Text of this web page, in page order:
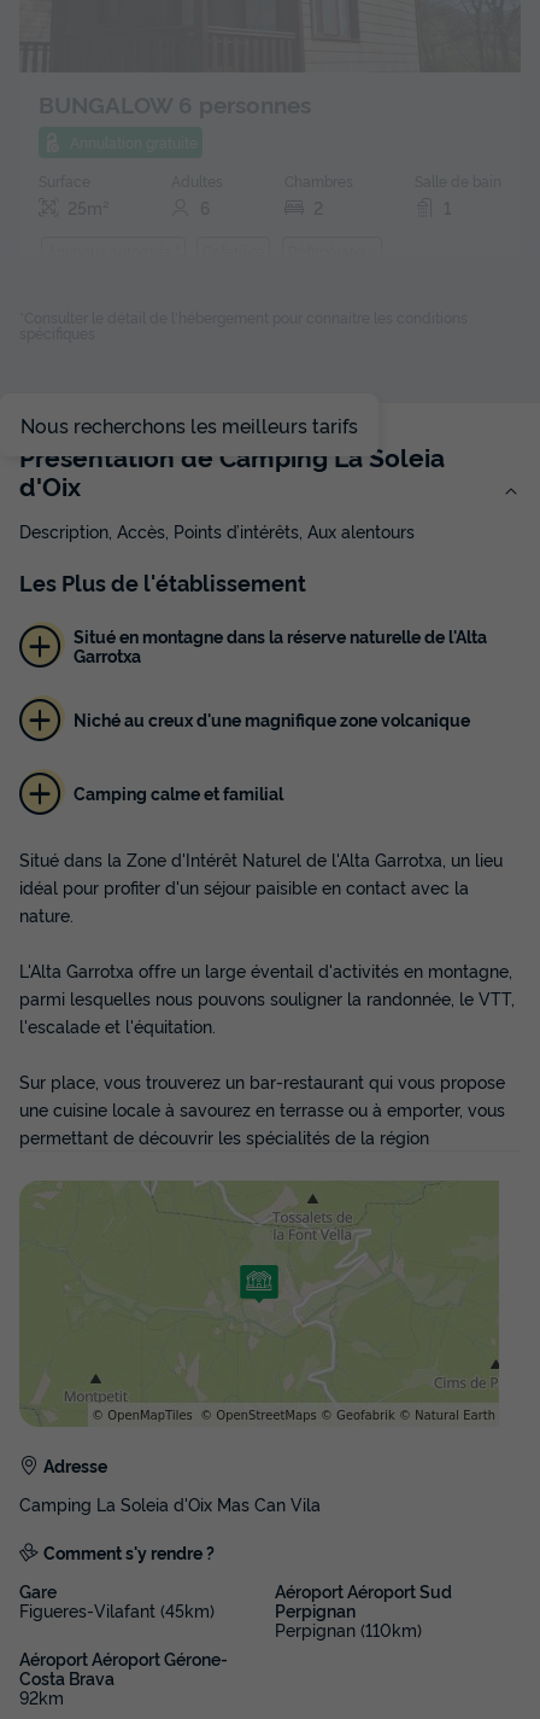
Meilleur prix pour 7 nuits
Modifier les dates
Voir les disponibilités
Nous recherchons les meilleurs tarifs
Présentation de Camping La Soleia
d'Oix
Description, Accès, Points d’intérêts, Aux alentours
Les Plusde l'établissement
Situé en montagne dans la réserve naturelle de l'Alta
Garrotxa
Niché au creux d'une magnifique zone volcanique
Camping calme et familial
Situé dans la Zone d'Intérêt Naturel de l'Alta Garrotxa, un lieu
idéal pour profiter d'un séjour paisible en contact avec la
nature.
L'Alta Garrotxa offre un large éventail d'activités en montagne,
parmi lesquelles nous pouvons souligner la randonnée, le VTT,
l'escalade et l'équitation.
Sur place, vous trouverez un bar-restaurant qui vous propose
une cuisine locale à savourez en terrasse ou à emporter, vous
permettant de découvrir les spécialités de la région
Adresse
Camping La Soleia d'Oix Mas Can Vila
Comment s'y rendre ?
Gare
Figueres-Vilafant (45km)
Aéroport Aéroport Sud
Perpignan
Perpignan (110km)
Aéroport Aéroport Gérone-
Costa Brava
92km